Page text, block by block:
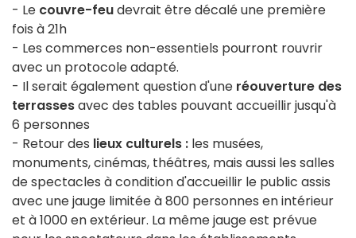
- Le couvre-feudevrait être décalé une première
fois à 21h
- Les commerces non-essentiels pourront rouvrir
avec un protocole adapté.
- Il serait également question d'une réouverture des
terrassesavec des tables pouvant accueillir jusqu'à
6 personnes
- Retour des lieux culturels : les musées,
monuments, cinémas, théâtres, mais aussi les salles
de spectacles à condition d'accueillir le public assis
avec une jauge limitée à 800 personnes en intérieur
et à 1000 en extérieur. La même jauge est prévue